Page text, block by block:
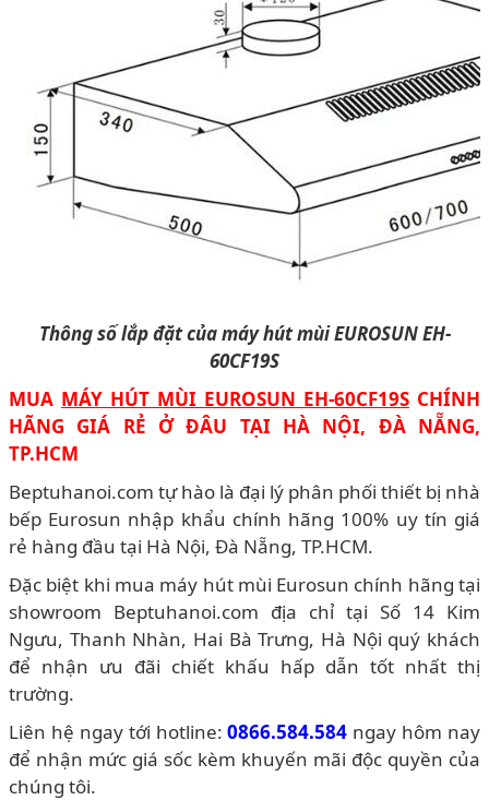
Thông số lắp đặt của máy hút mùi EUROSUN EH-
60CF19S
MUA MÁY HÚT MÙI EUROSUN EH-60CF19S CHÍNH
HÃNG GIÁ RẺ Ở ĐÂU TẠI HÀ NỘI, ĐÀ NẴNG,
TP.HCM
Beptuhanoi.com tự hào là đại lý phân phối thiết bị nhà
bếp Eurosun nhập khẩu chính hãng 100% uy tín giá
rẻ hàng đầu tại Hà Nội, Đà Nẵng, TP.HCM.
Đặc biệt khi mua máy hút mùi Eurosun chính hãng tại
showroom Beptuhanoi.com địa chỉ tại Số 14 Kim
Ngưu, Thanh Nhàn, Hai Bà Trưng, Hà Nội quý khách
để nhận ưu đãi chiết khấu hấp dẫn tốt nhất thị
trường.
Liên hệ ngay tới hotline:0866.584.584 ngay hôm nay
để nhận mức giá sốc kèm khuyến mãi độc quyền của
chúng tôi.